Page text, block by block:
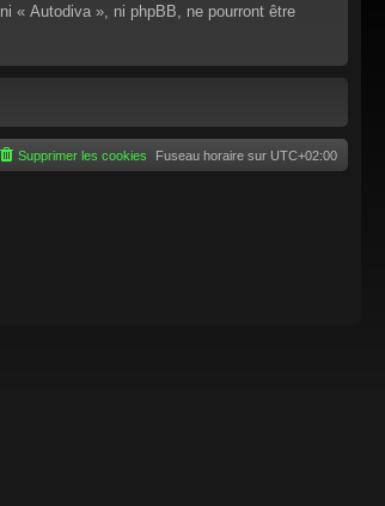
« Autodiva », ni phpBB, ne pourront être
Fuseau horaire sur UTC+02:00
Supprimer les cookies